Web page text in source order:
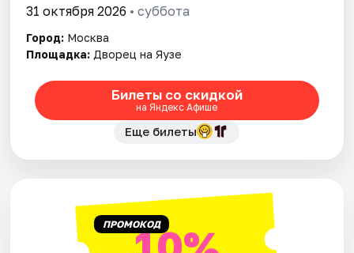
31 октября 2026 • суббота
Город: Москва
Площадка: Дворец на Яузе
Билеты со скидкой
на Яндекс Афише
Еще билеты
ПРОМОКОД